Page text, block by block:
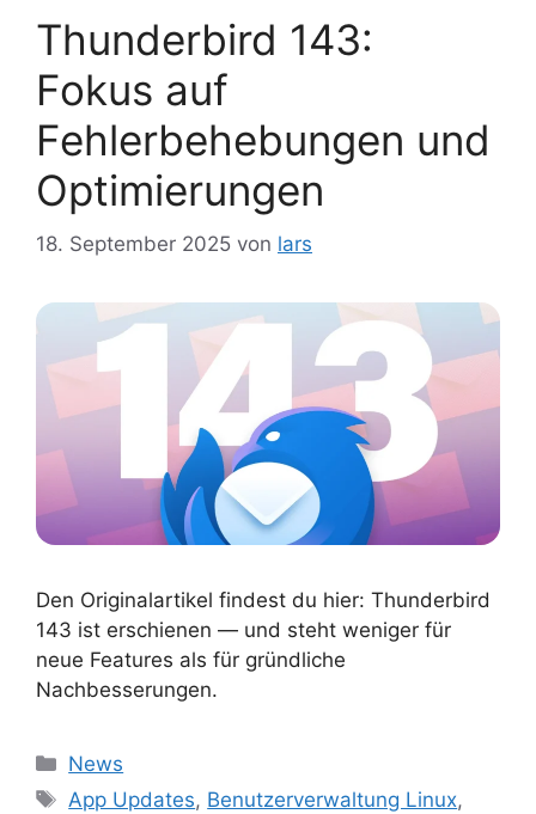
Thunderbird 143:
Fokus auf
Fehlerbehebungen und
Optimierungen
18. September 2025 von lars
Den Originalartikel findest du hier: Thunderbird
143 ist erschienen — und steht weniger für
neue Features als für gründliche
Nachbesserungen.
Kategorien
News
Schlagwörter
App Updates, Benutzerverwaltung Linux,